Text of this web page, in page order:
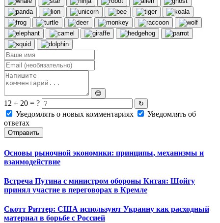
😊
12 + 20 = ? ↻
Уведомлять о новых комментариях
Уведомлять об
ответах
Отправить
Основы рыночной экономики: принципы, механизмы и
взаимодействие
Встреча Путина с министром обороны Китая: Шойгу
принял участие в переговорах в Кремле
Скотт Риттер: США используют Украину как расходный
материал в борьбе с Россией